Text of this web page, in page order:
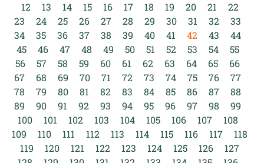
12
13 14 15 16 17 18 19 20 21
22
23
24 25 26 27 28 29 30 31 32
33
34
35 36 37 38 39 40 41 42 43
44
45
46 47 48 49 50 51 52 53 54
55
56
57 58 59 60 61 62 63 64 65
66
67
68 69 70 71 72 73 74 75 76
77
78
79 80 81 82 83 84 85 86 87
88
89
90 91 92 93 94 95 96 97 98
99
100
101 102 103 104 105 106 107
108
109
110 111 112 113 114 115 116 117
118
119
120 121 122 123 124 125 126
127